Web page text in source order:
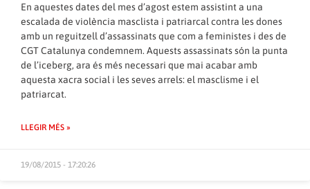
En aquestes dates del mes d’agost estem assistint a una
escalada de violència masclista i patriarcal contra les dones
amb un reguitzell d’assassinats que com a feministes i des de
CGT Catalunya condemnem. Aquests assassinats són la punta
de l’iceberg, ara és més necessari que mai acabar amb
aquesta xacra social i les seves arrels: el masclisme i el
patriarcat.
LLEGIR MÉS »
19/08/2015 - 17:20:26